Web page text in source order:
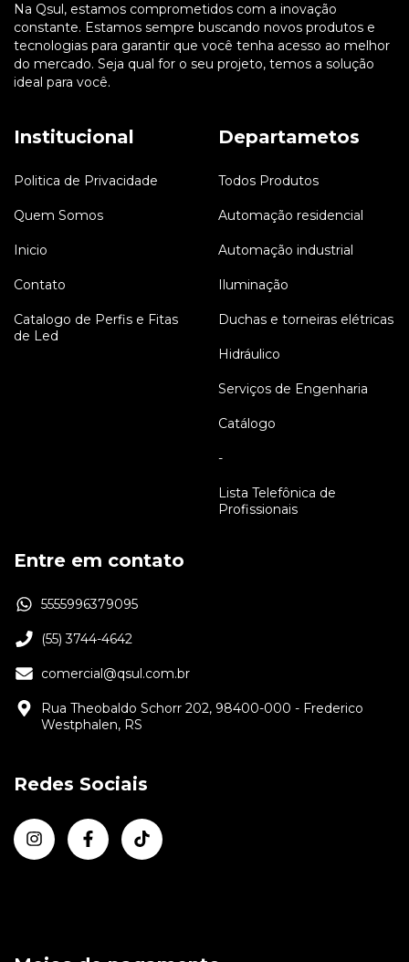
Na Qsul, estamos comprometidos com a inovação
constante. Estamos sempre buscando novos produtos e
tecnologias para garantir que você tenha acesso ao melhor
do mercado. Seja qual for o seu projeto, temos a solução
ideal para você.
Institucional
Politica de Privacidade
Quem Somos
Inicio
Contato
Catalogo de Perfis e Fitas
de Led
Departametos
Todos Produtos
Automação residencial
Automação industrial
Iluminação
Duchas e torneiras elétricas
Hidráulico
Serviços de Engenharia
Catálogo
-
Lista Telefônica de
Profissionais
Entre em contato
5555996379095
(55) 3744-4642
comercial@qsul.com.br
Rua Theobaldo Schorr 202, 98400-000 - Frederico
Westphalen, RS
Redes Sociais